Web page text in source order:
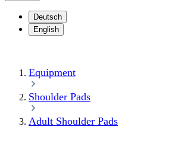
Deutsch
English
Equipment
Shoulder Pads
Adult Shoulder Pads